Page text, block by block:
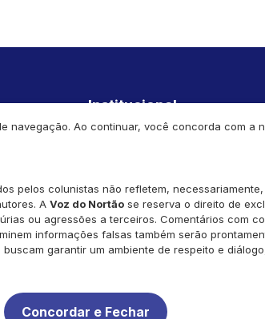
Institucional
Vídeos
Política de privacidade
navegação. Ao continuar, você concorda com a
pelos colunistas não refletem,
A Voz do Nortão se reserva o direito de
ou agressões a terceiros. Comentários com
informações falsas também serão
buscam garantir um ambiente de respeito e
Concordar e Fechar